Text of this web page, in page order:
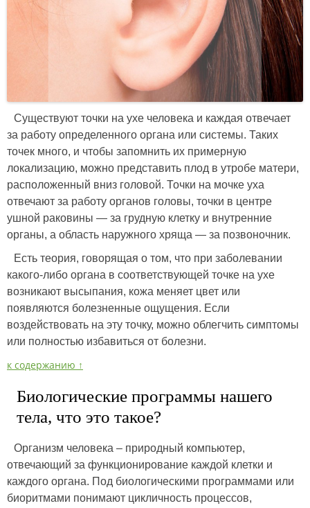
Существуют точки на ухе человека и каждая отвечает
за работу определенного органа или системы. Таких
точек много, и чтобы запомнить их примерную
локализацию, можно представить плод в утробе матери,
расположенный вниз головой. Точки на мочке уха
отвечают за работу органов головы, точки в центре
ушной раковины — за грудную клетку и внутренние
органы, а область наружного хряща — за позвоночник.
Есть теория, говорящая о том, что при заболевании
какого-либо органа в соответствующей точке на ухе
возникают высыпания, кожа меняет цвет или
появляются болезненные ощущения. Если
воздействовать на эту точку, можно облегчить симптомы
или полностью избавиться от болезни.
к содержанию ↑
Биологические программы нашего
тела, что это такое?
Организм человека – природный компьютер,
отвечающий за функционирование каждой клетки и
каждого органа. Под биологическими программами или
биоритмами понимают цикличность процессов,